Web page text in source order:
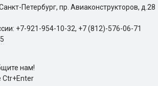
Петербург, пр. Авиаконструкторов, д.28
+7-921-954-10-32, +7 (812)-576-06-71
нам!
Ctr+Enter